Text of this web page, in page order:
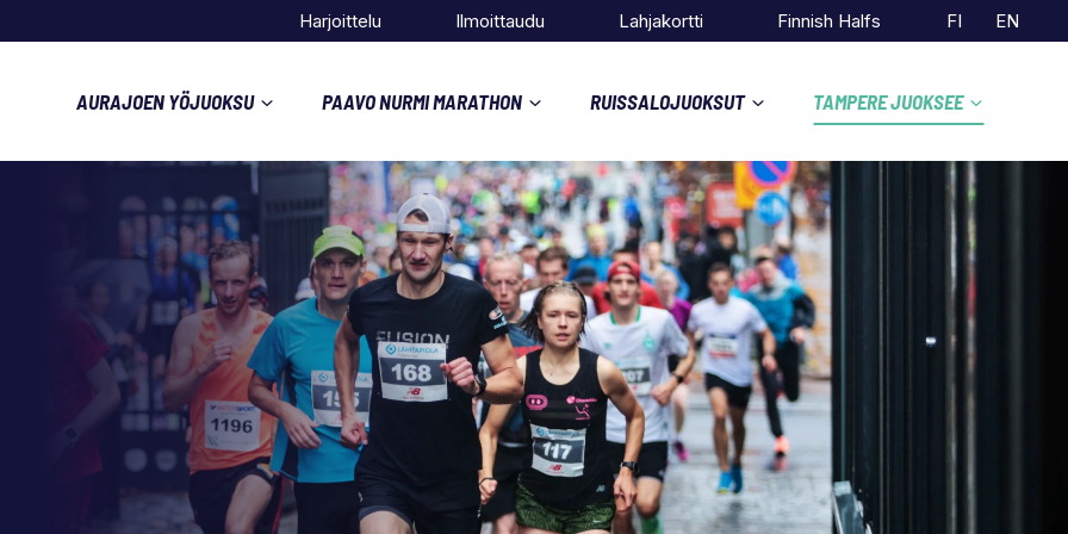
Harjoittelu Ilmoittaudu Lahjakortti Finnish Halfs FI EN
AURAJOEN YÖJUOKSU PAAVO NURMI MARATHON RUISSALOJUOKSUT TAMPERE JUOKSEE